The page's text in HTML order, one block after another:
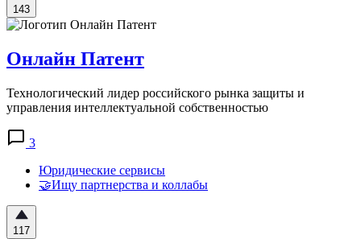
143
Онлайн Патент
Технологический лидер российского рынка защиты и
управления интеллектуальной собственностью
3
Юридические сервисы
🤝Ищу партнерства и коллабы
117